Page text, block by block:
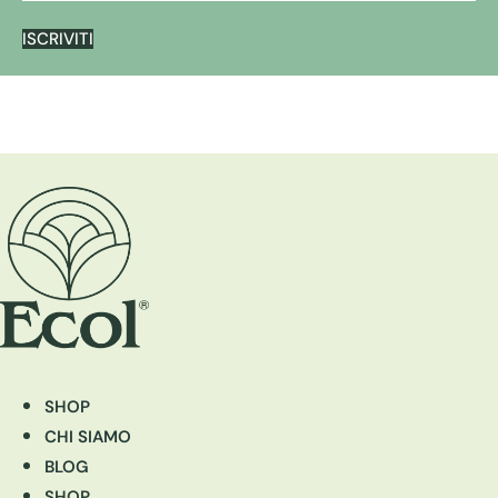
ISCRIVITI
SHOP
CHI SIAMO
BLOG